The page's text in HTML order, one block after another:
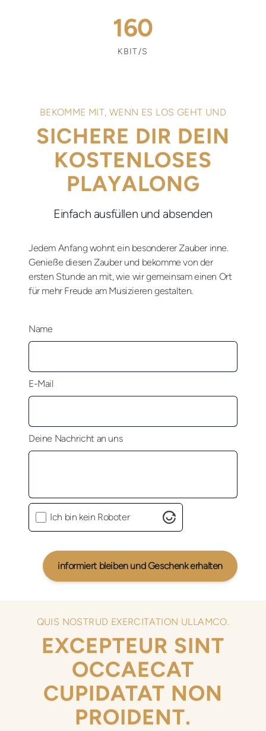
160
KBIT/S
BEKOMME MIT, WENN ES LOS GEHT UND
SICHERE DIR DEIN
KOSTENLOSES
PLAYALONG
Einfach ausfüllen und absenden
Jedem Anfang wohnt ein besonderer Zauber inne.
Genieße diesen Zauber und bekomme von der
ersten Stunde an mit, wie wir gemeinsam einen Ort
für mehr Freude am Musizieren gestalten.
Name
E-Mail
Deine Nachricht an uns
Ich bin kein Roboter
informiert bleiben und Geschenk erhalten
QUIS NOSTRUD EXERCITATION ULLAMCO.
EXCEPTEUR SINT
OCCAECAT
CUPIDATAT NON
PROIDENT.